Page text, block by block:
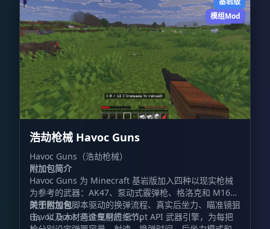
模组Mod
浩劫枪械 Havoc Guns
Havoc Guns（浩劫枪械）
附加包简介
Havoc Guns 为 Minecraft 基岩版加入四种以现实枪械
为参考的武器：AK47、泵动式霰弹枪、格洛克和 M16。
附加包包含脚本驱动的换弹流程、真实后坐力、瞄准镜狙
击，以及木材与金属材质细节。
关于附加包
Havoc Guns 通过专用的 Script API 武器引擎，为每把